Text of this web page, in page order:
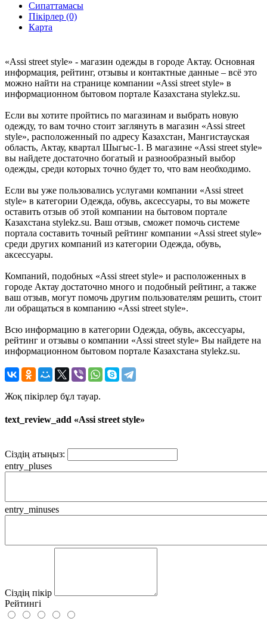
Сипаттамасы
Пікірлер (0)
Карта
«Assi street style» - магазин одежды в городе Актау. Основная
информация, рейтинг, отзывы и контактные данные – всё это
можно найти на странице компании «Assi street style» в
информационном бытовом портале Казахстана stylekz.su.
Если вы хотите пройтись по магазинам и выбрать новую
одежду, то вам точно стоит заглянуть в магазин «Assi street
style», расположенный по адресу Казахстан, Мангистауская
область, Актау, квартал Шыгыс-1. В магазине «Assi street style»
вы найдете достаточно богатый и разнообразный выбор
одежды, среди которых точно будет то, что вам необходимо.
Если вы уже пользовались услугами компании «Assi street
style» в категории Одежда, обувь, аксессуары, то вы можете
оставить отзыв об этой компании на бытовом портале
Казахстана stylekz.su. Ваш отзыв, сможет помочь системе
портала составить точный рейтинг компании «Assi street style»
среди других компаний из категории Одежда, обувь,
аксессуары.
Компаний, подобных «Assi street style» и расположенных в
городе Актау достаточно много и подобный рейтинг, а также
ваш отзыв, могут помочь другим пользователям решить, стоит
ли обращаться в компанию «Assi street style».
Всю информацию в категории Одежда, обувь, аксессуары,
рейтинг и отзывы о компании «Assi street style» Вы найдете на
информационном бытовом портале Казахстана stylekz.su.
Жоқ пікірлер бұл тауар.
text_review_add «Assi street style»
Сіздің атыңыз:
entry_pluses
entry_minuses
Сіздің пікір
Рейтингі